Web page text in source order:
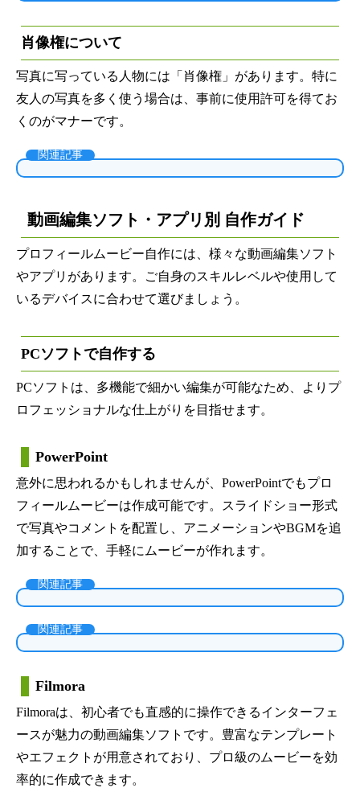
肖像権について
写真に写っている人物には「肖像権」があります。特に
友人の写真を多く使う場合は、事前に使用許可を得てお
くのがマナーです。
関連記事
動画編集ソフト・アプリ別 自作ガイド
プロフィールムービー自作には、様々な動画編集ソフト
やアプリがあります。ご自身のスキルレベルや使用して
いるデバイスに合わせて選びましょう。
PCソフトで自作する
PCソフトは、多機能で細かい編集が可能なため、よりプ
ロフェッショナルな仕上がりを目指せます。
PowerPoint
意外に思われるかもしれませんが、PowerPointでもプロ
フィールムービーは作成可能です。スライドショー形式
で写真やコメントを配置し、アニメーションやBGMを追
加することで、手軽にムービーが作れます。
関連記事
関連記事
Filmora
Filmoraは、初心者でも直感的に操作できるインターフェ
ースが魅力の動画編集ソフトです。豊富なテンプレート
やエフェクトが用意されており、プロ級のムービーを効
率的に作成できます。